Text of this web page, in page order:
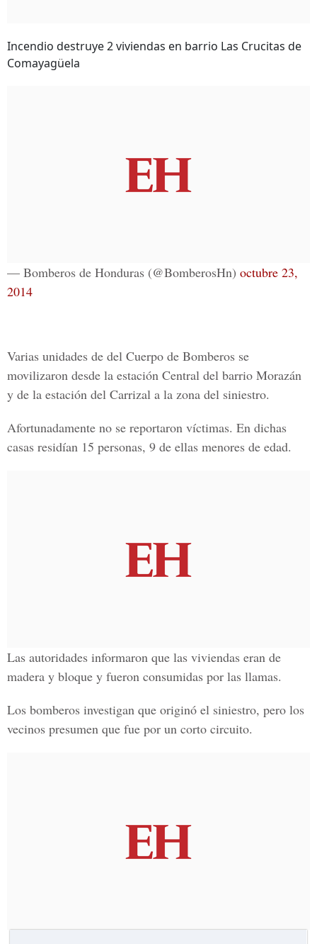
Incendio destruye 2 viviendas en barrio Las Crucitas de
Comayagüela
— Bomberos de Honduras (@BomberosHn) octubre 23,
2014
Varias unidades de del Cuerpo de Bomberos se
movilizaron desde la estación Central del barrio Morazán
y de la estación del Carrizal a la zona del siniestro.
Afortunadamente no se reportaron víctimas. En dichas
casas residían 15 personas, 9 de ellas menores de edad.
Las autoridades informaron que las viviendas eran de
madera y bloque y fueron consumidas por las llamas.
Los bomberos investigan que originó el siniestro, pero los
vecinos presumen que fue por un corto circuito.